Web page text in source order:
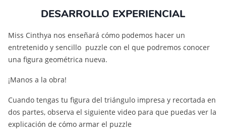
DESARROLLO EXPERIENCIAL
Miss Cinthya nos enseñará cómo podemos hacer un
entretenido y sencillo puzzle con el que podremos conocer
una figura geométrica nueva.
¡Manos a la obra!
Cuando tengas tu figura del triángulo impresa y recortada en
dos partes, observa el siguiente video para que puedas ver la
explicación de cómo armar el puzzle